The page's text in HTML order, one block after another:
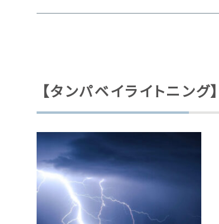
【タンパベイライトニン